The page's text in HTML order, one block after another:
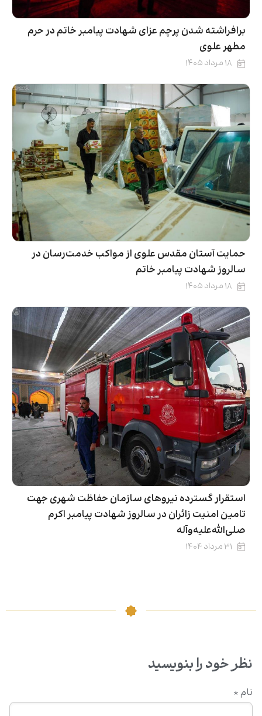
برافراشته شدن پرچم عزای شهادت پیامبر خاتم در حرم
مطهر علوی
۱۸ مرداد ۱۴۰۵
حمایت آستان مقدس علوی از مواکب خدمت‌رسان در
سالروز شهادت پیامبر خاتم
۱۸ مرداد ۱۴۰۵
استقرار گسترده نیروهای سازمان حفاظت شهری جهت
تامین امنیت زائران در سالروز شهادت پیامبر اکرم
صلی‌الله‌علیه‌وآله
۳۱ مرداد ۱۴۰۴
نظر خود را بنویسید
نام *